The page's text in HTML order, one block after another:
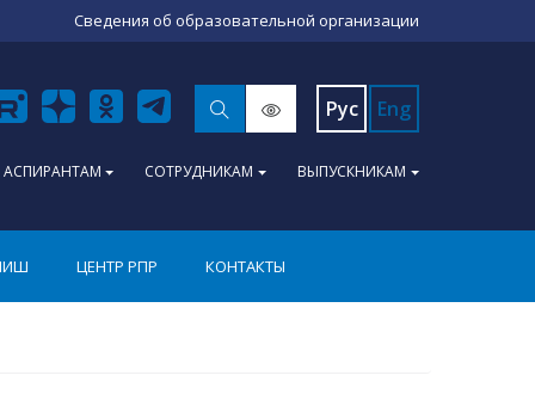
Сведения об образовательной организации
Рус Eng
АСПИРАНТАМ СОТРУДНИКАМ ВЫПУСКНИКАМ
ЦЕНТР РПР КОНТАКТЫ